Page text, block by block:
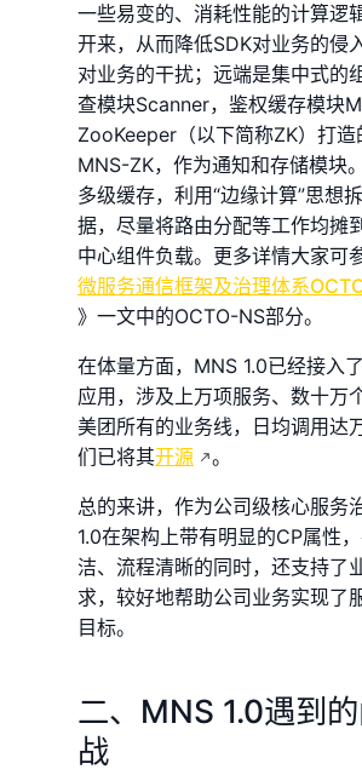
一些易变的、消耗性能的计算逻
开来，从而降低SDK对业务的侵
对业务的干扰；远端是集中式的
查模块Scanner，鉴权缓存模块
ZooKeeper（以下简称ZK）打造
MNS-ZK，作为通知和存储模块
多级缓存，利用“边缘计算”思想
据，尽量将路由分配等工作均摊
中心组件负载。更多详情大家可
微服务通信框架及治理体系
》一文中的OCTO-NS部分。
在体量方面，MNS 1.0已经接入
应用，涉及上万项服务、数十万
美团所有的业务线，日均调用达
们已将其开源 。
总的来讲，作为公司级核心服务
1.0在架构上带有明显的CP属性
洁、流程清晰的同时，还支持了
求，较好地帮助公司业务实现了
目标。
二、MNS 1.0遇到
战